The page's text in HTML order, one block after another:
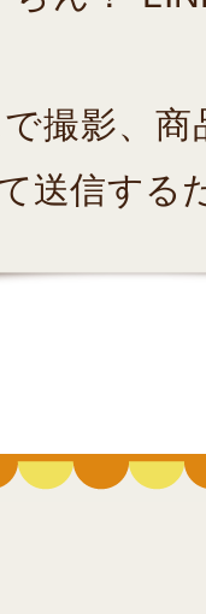
撮影、
送信する